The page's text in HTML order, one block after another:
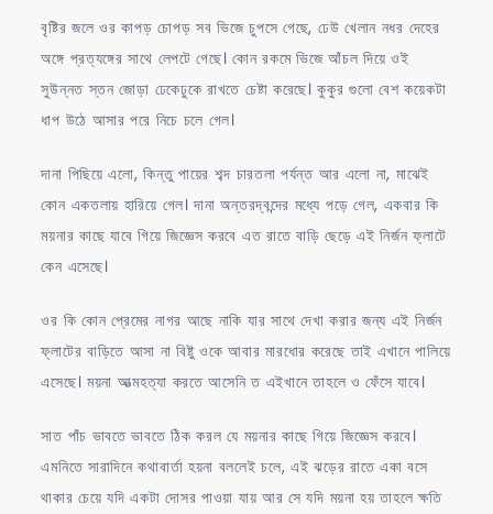
বৃষ্টির জলে ওর কাপড় চোপড় সব ভিজে চুপসে গেছে, ঢেউ খেলান নধর দেহের
অঙ্গে প্রত্যঙ্গের সাথে লেপটে গেছে। কোন রকমে ভিজে আঁচল দিয়ে ওই
সুউন্নত স্তন জোড়া ঢেকেঢুকে রাখতে চেষ্টা করেছে। কুকুর গুলো বেশ কয়েকটা
ধাপ উঠে আসার পরে নিচে চলে গেল।
দানা পিছিয়ে এলো, কিন্তু পায়ের শব্দ চারতলা পর্যন্ত আর এলো না, মাঝেই
কোন একতলায় হারিয়ে গেল। দানা অন্তরদ্বন্দের মধ্যে পড়ে গেল, একবার কি
ময়নার কাছে যাবে গিয়ে জিজ্ঞেস করবে এত রাতে বাড়ি ছেড়ে এই নির্জন ফ্লাটে
কেন এসেছে।
ওর কি কোন প্রেমের নাগর আছে নাকি যার সাথে দেখা করার জন্য এই নির্জন
ফ্লাটের বাড়িতে আসা না বিষ্টু ওকে আবার মারধোর করেছে তাই এখানে পালিয়ে
এসেছে। ময়না আত্মহত্যা করতে আসেনি ত এইখানে তাহলে ও ফেঁসে যাবে।
সাত পাঁচ ভাবতে ভাবতে ঠিক করল যে ময়নার কাছে গিয়ে জিজ্ঞেস করবে।
এমনিতে সারাদিনে কথাবার্তা হয়না বললেই চলে, এই ঝড়ের রাতে একা বসে
থাকার চেয়ে যদি একটা দোসর পাওয়া যায় আর সে যদি ময়না হয় তাহলে ক্ষতি